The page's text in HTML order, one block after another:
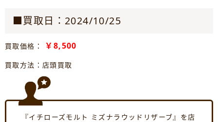
■買取日：2024/10/25
買取価格： ￥8,500
買取方法：店頭買取
『イチローズモルト ミズナラウッドリザーブ』を店